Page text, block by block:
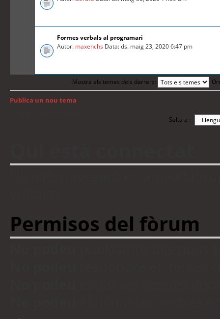
Formes verbals al programari
Autor: maxenchs Data: ds. maig 23, 2020 6:47 pm
Mostra els temes dels darrers:
Publica un nou tema
Salta a :
Permisos del fòrum